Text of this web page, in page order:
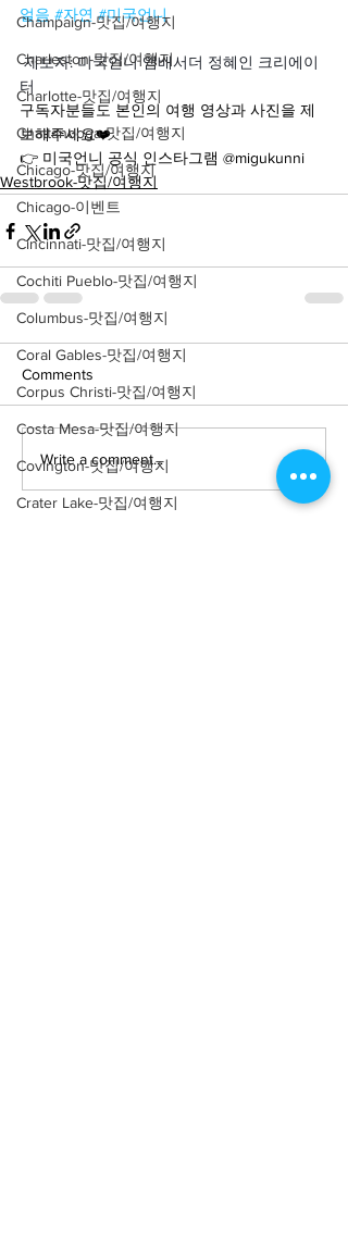
Champaign-맛집/여행지
Charleston-맛집/여행지
Charlotte-맛집/여행지
Chattanooga-맛집/여행지
Chicago-맛집/여행지
Chicago-이벤트
Cincinnati-맛집/여행지
Cochiti Pueblo-맛집/여행지
Columbus-맛집/여행지
Coral Gables-맛집/여행지
Corpus Christi-맛집/여행지
Costa Mesa-맛집/여행지
Covington-맛집/여행지
Crater Lake-맛집/여행지
얼음 #자연 #미국언니
제보자: 미국언니 앰배서더 정혜인 크리에이
터
구독자분들도 본인의 여행 영상과 사진을 제
보해주세요❤️
👉 미국언니 공식 인스타그램 @migukunni
Westbrook-맛집/여행지
Comments
Write a comment...